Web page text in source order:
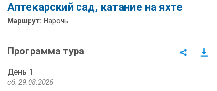
Аптекарский сад, катание на яхте
Маршрут: Нарочь
Программа тура
День 1
сб, 29.08.2026